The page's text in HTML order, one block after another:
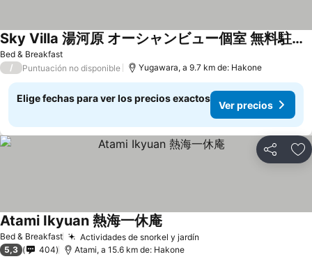
Bed & Breakfast
Sky Villa 湯河原 オーシャンビュー個室 無料駐車場 無料送迎24時間シャワー
/ Puntuación no disponible Yugawara, a 9.7 km de: Hakone
Elige fechas para ver los precios exactos
Ver precios
Compartir
Bed & Breakfast Actividades de snorkel y jardín
Atami Ikyuan 熱海一休庵
5,3 404 Atami, a 15.6 km de: Hakone